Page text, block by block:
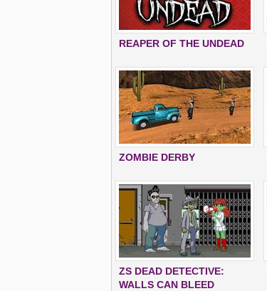
REAPER OF THE UNDEAD
ZOMBIE DERBY
ZS DEAD DETECTIVE:
WALLS CAN BLEED